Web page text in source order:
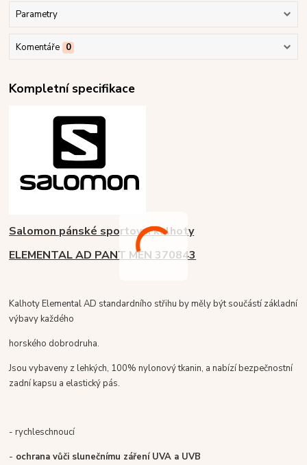
Parametry
Komentáře 0
Kompletní specifikace
Salomon pánské sportovní kalhoty
ELEMENTAL AD PANT MEN 370843
Kalhoty Elemental AD standardního střihu by měly být součástí základní
výbavy každého
horského dobrodruha.
Jsou vybaveny z lehkých, 100% nylonový tkanin, a nabízí bezpečnostní
zadní kapsu a elastický pás.
- rychleschnoucí
- ochrana vůči slunečnímu záření UVA a UVB